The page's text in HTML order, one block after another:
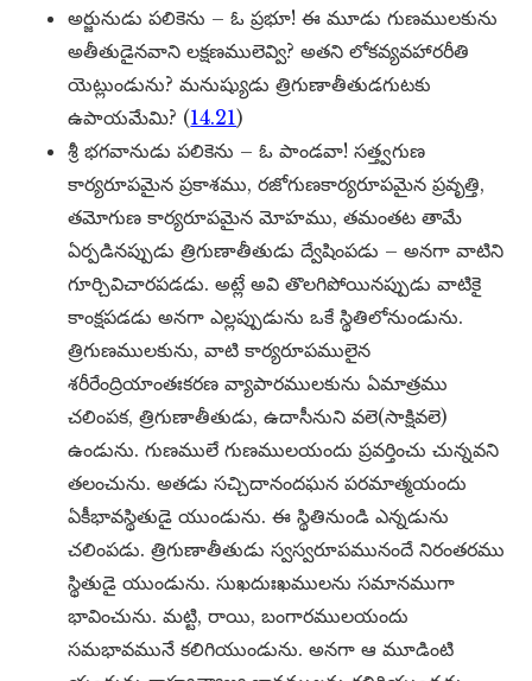
అర్జునుడు పలికెను – ఓ ప్రభూ! ఈ మూడు గుణములకును
అతీతుడైనవాని లక్షణములెవ్వి? అతని లోకవ్యవహారరీతి
యెట్లుండును? మనుష్యుడు త్రిగుణాతీతుడగుటకు
ఉపాయమేమి? (14.21)
శ్రీ భగవానుడు పలికెను – ఓ పాండవా! సత్త్వగుణ
కార్యరూపమైన ప్రకాశము, రజోగుణకార్యరూపమైన ప్రవృత్తి,
తమోగుణ కార్యరూపమైన మోహము, తమంతట తామే
ఏర్పడినప్పుడు త్రిగుణాతీతుడు ద్వేషింపడు – అనగా వాటిని
గూర్చివిచారపడడు. అట్లే అవి తొలగిపోయినప్పుడు వాటికై
కాంక్షపడడు అనగా ఎల్లప్పుడును ఒకే స్థితిలోనుండును.
త్రిగుణములకును, వాటి కార్యరూపములైన
శరీరేంద్రియాంతఃకరణ వ్యాపారములకును ఏమాత్రము
చలింపక, త్రిగుణాతీతుడు, ఉదాసీనుని వలె(సాక్షివలె)
ఉండును. గుణములే గుణములయందు ప్రవర్తించు చున్నవని
తలంచును. అతడు సచ్చిదానందఘన పరమాత్మయందు
ఏకీభావస్థితుడై యుండును. ఈ స్థితినుండి ఎన్నడును
చలింపడు. త్రిగుణాతీతుడు స్వస్వరూపమునందే నిరంతరము
స్థితుడై యుండును. సుఖదుఃఖములను సమానముగా
భావించును. మట్టి, రాయి, బంగారములయందు
సమభావమునే కలిగియుండును. అనగా ఆ మూడింటి